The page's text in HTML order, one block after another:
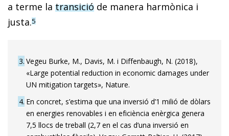
a terme la transició de manera harmònica i
justa.5
3 Vegeu Burke, M., Davis, M. i Diffenbaugh, N. (2018),
«Large potential reduction in economic damages under
UN mitigation targets», Nature.
4 En concret, s’estima que una inversió d’1 milió de dòlars
en energies renovables i en eficiència enèrgica genera
7,5 llocs de treball (2,7 en el cas d’una inversió en